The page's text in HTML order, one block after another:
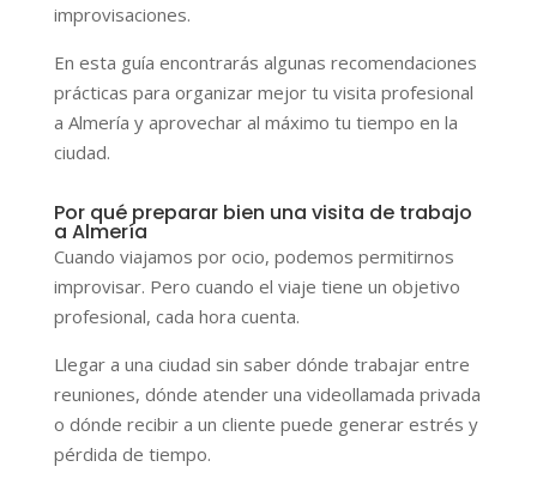
improvisaciones.
En esta guía encontrarás algunas recomendaciones
prácticas para organizar mejor tu visita profesional
a Almería y aprovechar al máximo tu tiempo en la
ciudad.
Por qué preparar bien una visita de trabajo
a Almería
Cuando viajamos por ocio, podemos permitirnos
improvisar. Pero cuando el viaje tiene un objetivo
profesional, cada hora cuenta.
Llegar a una ciudad sin saber dónde trabajar entre
reuniones, dónde atender una videollamada privada
o dónde recibir a un cliente puede generar estrés y
pérdida de tiempo.